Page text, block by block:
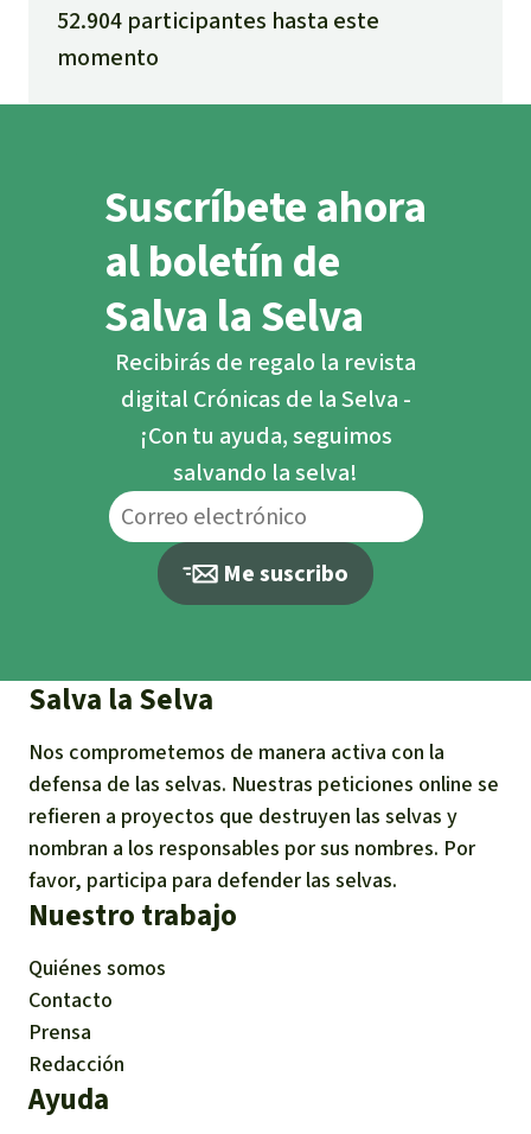
52.904 participantes hasta este
momento
Suscríbete ahora
al boletín de
Salva la Selva
Recibirás de regalo la revista
digital Crónicas de la Selva -
¡Con tu ayuda, seguimos
salvando la selva!
Me suscribo
Salva la Selva
Nos comprometemos de manera activa con la
defensa de las selvas. Nuestras peticiones online se
refieren a proyectos que destruyen las selvas y
nombran a los responsables por sus nombres. Por
favor, participa para defender las selvas.
Nuestro trabajo
Quiénes somos
Contacto
Prensa
Redacción
Ayuda